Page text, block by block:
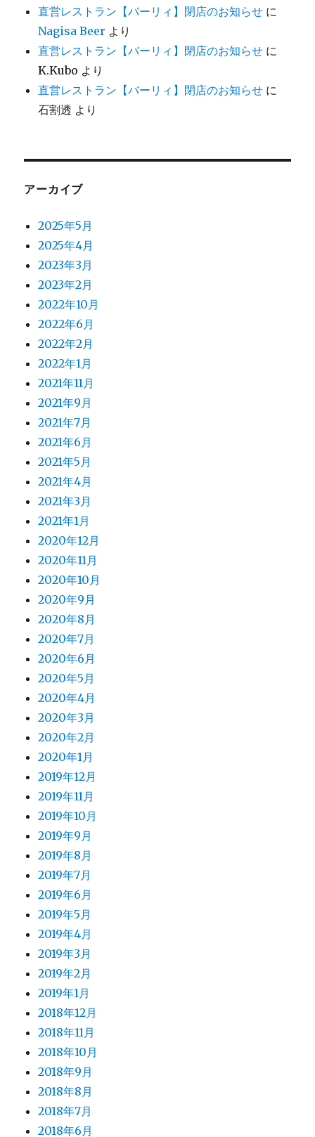
直営レストラン【バーリィ】閉店のお知らせ に
Nagisa Beer より
直営レストラン【バーリィ】閉店のお知らせ に
K.Kubo より
直営レストラン【バーリィ】閉店のお知らせ に
石割透 より
アーカイブ
2025年5月
2025年4月
2023年3月
2023年2月
2022年10月
2022年6月
2022年2月
2022年1月
2021年11月
2021年9月
2021年7月
2021年6月
2021年5月
2021年4月
2021年3月
2021年1月
2020年12月
2020年11月
2020年10月
2020年9月
2020年8月
2020年7月
2020年6月
2020年5月
2020年4月
2020年3月
2020年2月
2020年1月
2019年12月
2019年11月
2019年10月
2019年9月
2019年8月
2019年7月
2019年6月
2019年5月
2019年4月
2019年3月
2019年2月
2019年1月
2018年12月
2018年11月
2018年10月
2018年9月
2018年8月
2018年7月
2018年6月